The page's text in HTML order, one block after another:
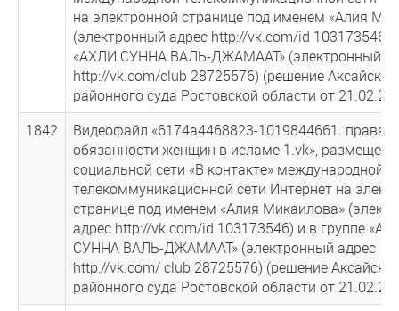
на электронной странице под именем «Алия
(электронный адрес http://vk.com/id 103173546)
«АХЛИ СУННА ВАЛЬ-ДЖАМААТ» (электронный
http://vk.com/club 28725576) (решение
районного суда Ростовской области от
1842
Видеофайл «6174а4468823-1019844661. права и
обязанности женщин в исламе 1.vk»,
социальной сети «В контакте» международной
телекоммуникационной сети Интернет на
странице под именем «Алия Микаилова»
адрес http://vk.com/id 103173546) и в группе
СУННА ВАЛЬ-ДЖАМААТ» (электронный адрес
http://vk.com/ club 28725576) (решение
районного суда Ростовской области от